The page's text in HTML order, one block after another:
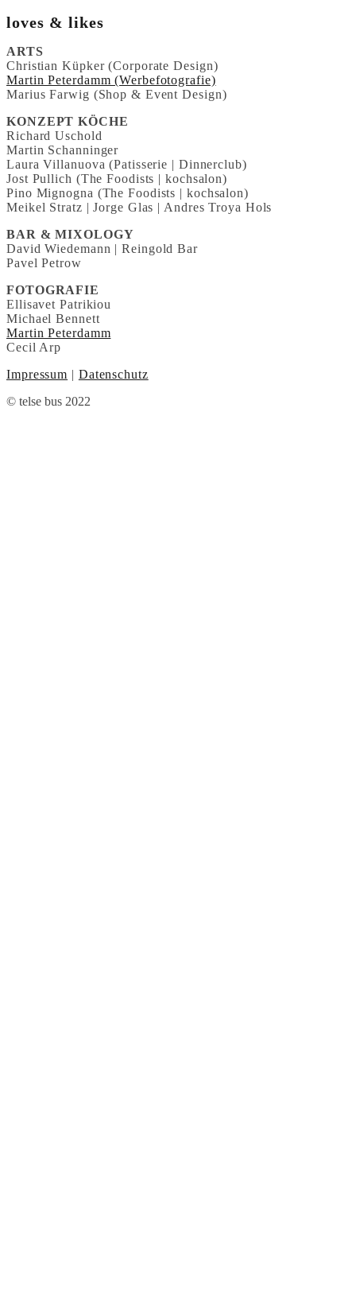
loves & likes
ARTS
Christian Küpker (Corporate Design)
Martin Peterdamm (Werbefotografie)
Marius Farwig (Shop & Event Design)
KONZEPT KÖCHE
Richard Uschold
Martin Schanninger
Laura Villanuova (Patisserie | Dinnerclub)
Jost Pullich (The Foodists | kochsalon)
Pino Mignogna (The Foodists | kochsalon)
Meikel Stratz | Jorge Glas | Andres Troya Hols
BAR & MIXOLOGY
David Wiedemann | Reingold Bar
Pavel Petrow
FOTOGRAFIE
Ellisavet Patrikiou
Michael Bennett
Martin Peterdamm
Cecil Arp
Impressum | Datenschutz
© telse bus 2022